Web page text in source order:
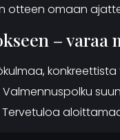
otteen omaan
– varaa
Valmennuspolku